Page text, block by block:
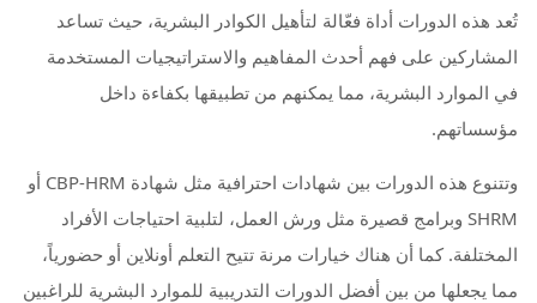
تُعد هذه الدورات أداة فعّالة لتأهيل الكوادر البشرية، حيث تساعد
المشاركين على فهم أحدث المفاهيم والاستراتيجيات المستخدمة
في الموارد البشرية، مما يمكنهم من تطبيقها بكفاءة داخل
مؤسساتهم.
وتتنوع هذه الدورات بين شهادات احترافية مثل شهادة CBP-HRM أو
SHRM وبرامج قصيرة مثل ورش العمل، لتلبية احتياجات الأفراد
المختلفة. كما أن هناك خيارات مرنة تتيح التعلم أونلاين أو حضورياً،
مما يجعلها من بين أفضل الدورات التدريبية للموارد البشرية للراغبين